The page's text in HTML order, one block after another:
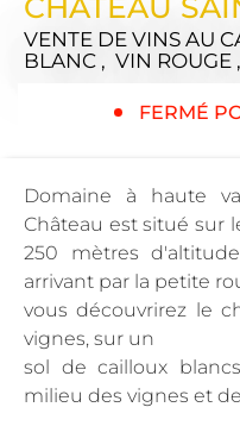
VENTE DE VINS AU
BLANC , VIN ROUGE
FERMÉ
Domaine à haute
Château est situé sur
250 mètres
arrivant par la petite
vous découvrirez le
vignes, sur un
sol de cailloux
milieu des vignes et